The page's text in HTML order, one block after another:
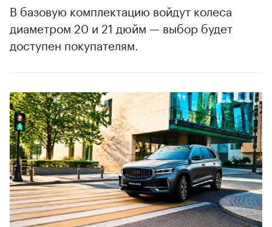
В базовую комплектацию войдут колеса
диаметром 20 и 21 дюйм — выбор будет
доступен покупателям.